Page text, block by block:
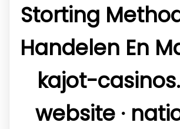
Storting
Handelen En
kajot-
website ·